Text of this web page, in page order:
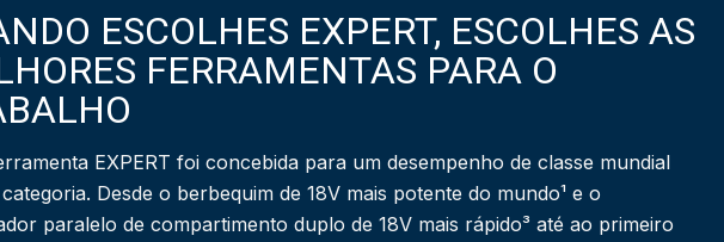
ESCOLHES EXPERT, ESCOLHES AS
FERRAMENTAS PARA O
EXPERT foi concebida para um desempenho de classe mundial
Desde o berbequim de 18V mais potente do mundo¹ e o
paralelo de compartimento duplo de 18V mais rápido³ até ao primeiro